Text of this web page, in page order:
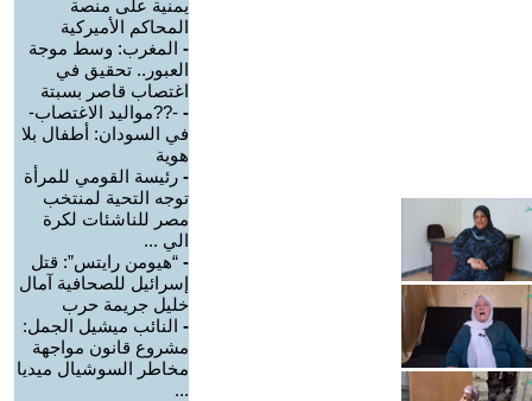
يمنية على منصة
المحاكم الأميركية
- المغرب: وسط موجة
العبور.. تحقيق في
اغتصاب قاصر بسبتة
- -??مواليد الاغتصاب-
في السودان: أطفال بلا
هوية
- رئيسة القومي للمرأة
توجه التحية لمنتخب
مصر للناشئات لكرة
الي ...
- “هيومن رايتس”: قتل
إسرائيل للصحافية آمال
خليل جريمة حرب
- النائب ميشيل الجمل:
مشروع قانون مواجهة
مخاطر السوشيال ميديا
...